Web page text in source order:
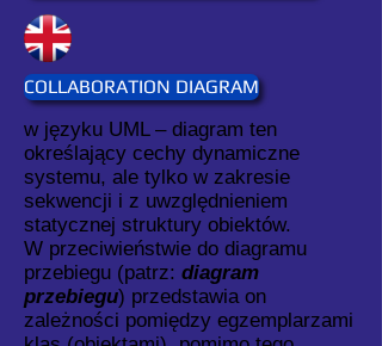
COLLABORATION DIAGRAM
w języku UML – diagram ten
określający cechy dynamiczne
systemu, ale tylko w zakresie
sekwencji i z uwzględnieniem
statycznej struktury obiektów.
W przeciwieństwie do diagramu
przebiegu (patrz: diagram
przebiegu) przedstawia on
zależności pomiędzy egzemplarzami